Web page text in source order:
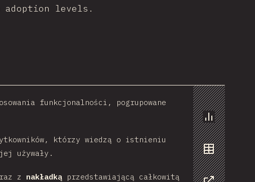
adoption levels.
Chart
Data
funkcjonalności, pogrupowane
którzy wiedzą o istnieniu
używały.
z nakładką przedstawiającą całkowitą